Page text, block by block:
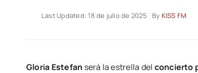
Last Updated: 18 de julio de 2025 By KISS FM
Gloria Estefan será la estrella del concierto